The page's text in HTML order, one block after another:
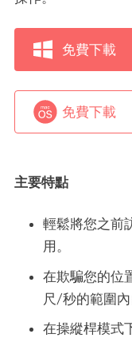
免費下載
免費下載
主要特點
輕鬆將您之前
用。
在欺騙您的位
尺/秒的範圍內
在操縱桿模式